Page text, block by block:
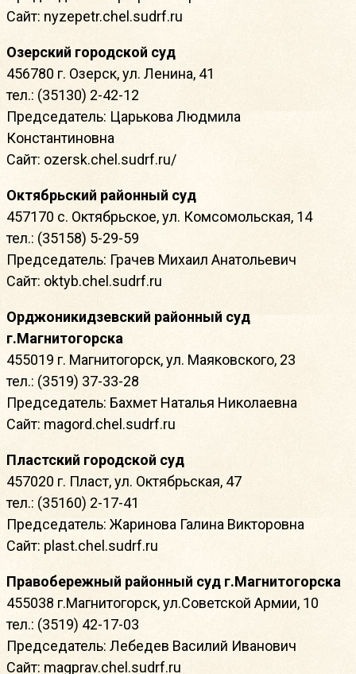
Сайт: nyzepetr.chel.sudrf.ru
Озерский городской суд
456780 г. Озерск, ул. Ленина, 41
тел.: (35130) 2-42-12
Председатель: Царькова Людмила
Константиновна
Сайт: ozersk.chel.sudrf.ru/
Октябрьский районный суд
457170 с. Октябрьское, ул. Комсомольская, 14
тел.: (35158) 5-29-59
Председатель: Грачев Михаил Анатольевич
Сайт: oktyb.chel.sudrf.ru
Орджоникидзевский районный суд
г.Магнитогорска
455019 г. Магнитогорск, ул. Маяковского, 23
тел.: (3519) 37-33-28
Председатель: Бахмет Наталья Николаевна
Сайт: magord.chel.sudrf.ru
Пластский городской суд
457020 г. Пласт, ул. Октябрьская, 47
тел.: (35160) 2-17-41
Председатель: Жаринова Галина Викторовна
Сайт: plast.chel.sudrf.ru
Правобережный районный суд г.Магнитогорска
455038 г.Магнитогорск, ул.Советской Армии, 10
тел.: (3519) 42-17-03
Председатель: Лебедев Василий Иванович
Сайт: magprav.chel.sudrf.ru